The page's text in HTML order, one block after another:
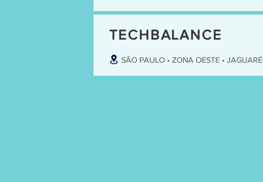
TECHBALANCE
SÃO PAULO • ZONA OESTE • JAGUARÉ